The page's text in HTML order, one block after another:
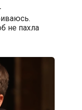
не пахла